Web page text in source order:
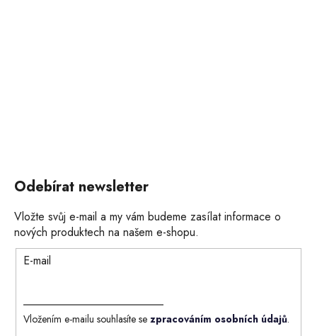
Odebírat newsletter
Vložte svůj e-mail a my vám budeme zasílat informace o
nových produktech na našem e-shopu.
E-mail
Vložením e-mailu souhlasíte se zpracováním osobních údajů.